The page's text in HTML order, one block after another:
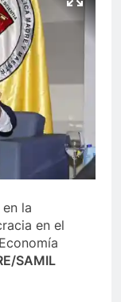
la
en el
SAMIL